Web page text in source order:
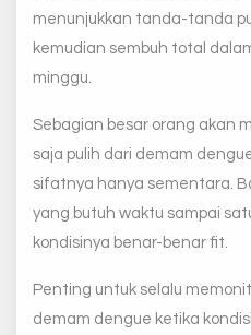
menunjukkan tanda-tanda
kemudian sembuh total
minggu.
Sebagian besar orang akan
saja pulih dari demam
sifatnya hanya sementara.
yang butuh waktu sampai
kondisinya benar-benar fit.
Penting untuk selalu
demam dengue ketika